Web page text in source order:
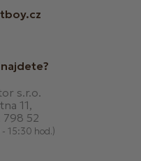
s.r.o.
11,
798 52
- 15:30 hod.)